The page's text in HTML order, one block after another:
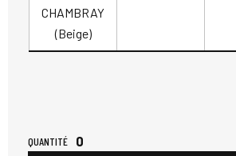
CHAMBRAY
(Beige)
QUANTITÉ 0